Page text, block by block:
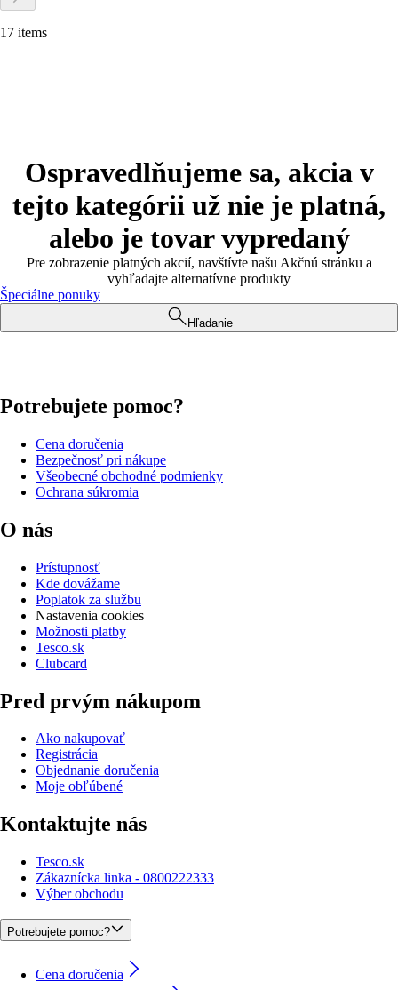
17 items
Ospravedlňujeme sa, akcia v
tejto kategórii už nie je platná,
alebo je tovar vypredaný
Pre zobrazenie platných akcií, navštívte našu Akčnú stránku a
vyhľadajte alternatívne produkty
Špeciálne ponuky
Hľadanie
Potrebujete pomoc?
Cena doručenia
Bezpečnosť pri nákupe
Všeobecné obchodné podmienky
Ochrana súkromia
O nás
Prístupnosť
Kde dovážame
Poplatok za službu
Nastavenia cookies
Možnosti platby
Tesco.sk
Clubcard
Pred prvým nákupom
Ako nakupovať
Registrácia
Objednanie doručenia
Moje obľúbené
Kontaktujte nás
Tesco.sk
Zákaznícka linka - 0800222333
Výber obchodu
Potrebujete pomoc?
Cena doručenia